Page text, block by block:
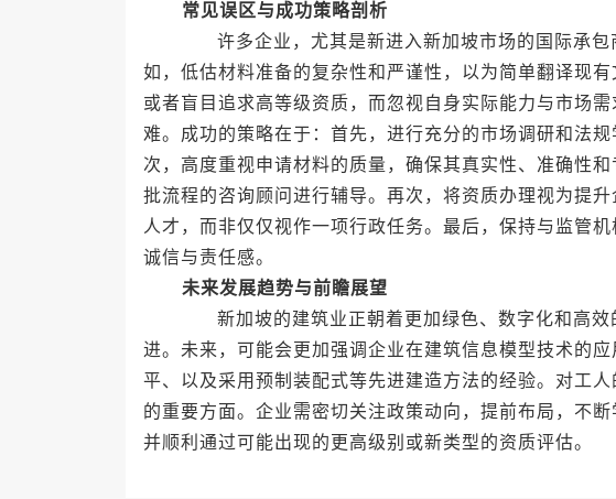
常见误区与成功策略剖析
许多企业，尤其是新进入新加坡市场的国际承包
如，低估材料准备的复杂性和严谨性，以为简单翻译现
或者盲目追求高等级资质，而忽视自身实际能力与市场
难。成功的策略在于：首先，进行充分的市场调研和法
次，高度重视申请材料的质量，确保其真实性、准确性
批流程的咨询顾问进行辅导。再次，将资质办理视为提
人才，而非仅仅视作一项行政任务。最后，保持与监管
诚信与责任感。
未来发展趋势与前瞻展望
新加坡的建筑业正朝着更加绿色、数字化和高效
进。未来，可能会更加强调企业在建筑信息模型技术的
平、以及采用预制装配式等先进建造方法的经验。对工
的重要方面。企业需密切关注政策动向，提前布局，不
并顺利通过可能出现的更高级别或新类型的资质评估。